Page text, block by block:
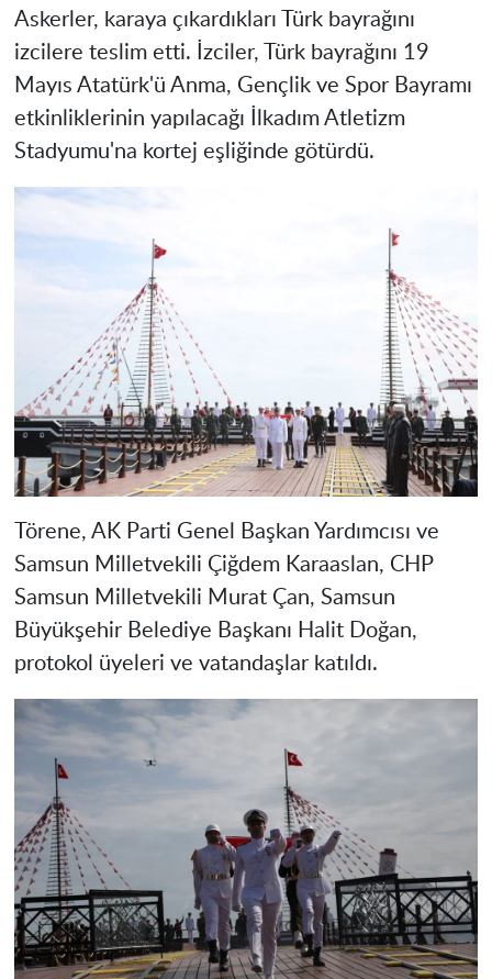
Askerler, karaya çıkardıkları Türk bayrağını
izcilere teslim etti. İzciler, Türk bayrağını 19
Mayıs Atatürk'ü Anma, Gençlik ve Spor Bayramı
etkinliklerinin yapılacağı İlkadım Atletizm
Stadyumu'na kortej eşliğinde götürdü.
Törene, AK Parti Genel Başkan Yardımcısı ve
Samsun Milletvekili Çiğdem Karaaslan, CHP
Samsun Milletvekili Murat Çan, Samsun
Büyükşehir Belediye Başkanı Halit Doğan,
protokol üyeleri ve vatandaşlar katıldı.